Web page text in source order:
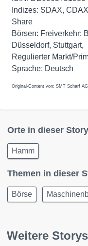
Indizes: SDAX,
Share
Börsen: Freiverkehr:
Düsseldorf, Stuttgart,
Regulierter Markt/
Original-Content von: SMT Scharf
Orte in dieser Story
Hamm
Themen in dieser
Börse
Weitere